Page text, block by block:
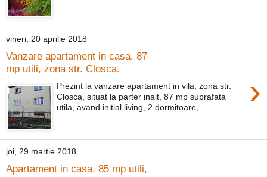
vineri, 20 aprilie 2018
Vanzare apartament in casa, 87
mp utili, zona str. Closca.
›
Prezint la vanzare apartament in vila, zona str.
Closca, situat la parter inalt, 87 mp suprafata
utila, avand initial living, 2 dormitoare, ...
joi, 29 martie 2018
Apartament in casa, 85 mp utili,